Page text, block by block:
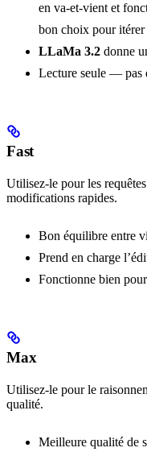
en va-et-vient et
bon choix pour
LLaMa 3.2 donne
Lecture seule — pas
Fast
Utilisez-le pour les
modifications rapides.
Bon équilibre entre
Prend en charge
Fonctionne bien
Max
Utilisez-le pour le
qualité.
Meilleure qualité de